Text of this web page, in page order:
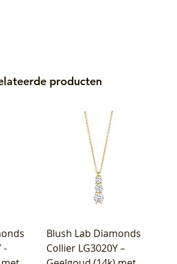
producten
-
Blush Lab Diamonds
Collier LG3020Y –